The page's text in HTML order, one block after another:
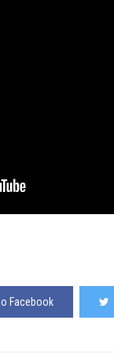
Facebook